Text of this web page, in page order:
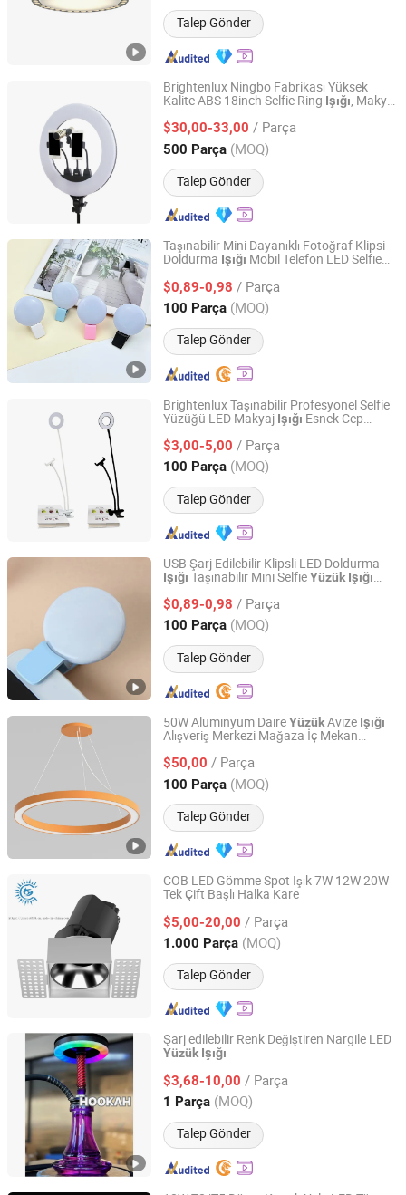
Talep Gönder
Brightenlux Ningbo Fabrikası Yüksek
Kalite ABS 18inch Selfie Ring Işığı, Makyaj
$30,00-33,00 / Parça
500 Parça (MOQ)
Talep Gönder
Ningbo Brightenlux Electric Appliance Co., Ltd
Zhejiang, China Fiyat 2022
Taşınabilir Mini Dayanıklı Fotoğraf Klipsi
Doldurma Işığı Mobil Telefon LED Selfie
$0,89-0,98 / Parça
100 Parça (MOQ)
Talep Gönder
Shenzhen Hisdon Technology Co.,Ltd,
Guangdong, China Fiyat 2016
Brightenlux Taşınabilir Profesyonel Selfie
Yüzüğü LED Makyaj Işığı Esnek Cep
Yayın Yüzüğü Işığı
$3,00-5,00 / Parça
100 Parça (MOQ)
Talep Gönder
Ningbo Brightenlux Electric Appliance Co., Ltd
Zhejiang, China Fiyat 2022
USB Şarj Edilebilir Klipsli LED Doldurma
Işığı Taşınabilir Mini SelfieYüzük Işığı
$0,89-0,98 / Parça
100 Parça (MOQ)
Talep Gönder
Shenzhen Hisdon Technology Co.,Ltd,
Guangdong, China Fiyat 2016
50W Alüminyum DaireYüzükAvize Işığı
Alışveriş Merkezi Mağaza İç Mekan
$50,00 / Parça
100 Parça (MOQ)
Talep Gönder
Anboo (Shenzhen) Technology Co., Ltd
Guangdong, China Fiyat 2024
COB LED Gömme Spot Işık 7W 12W 20W
Tek Çift Başlı Halka Kare
$5,00-20,00 / Parça
1.000 Parça (MOQ)
Talep Gönder
Changzhou Forever Lighting Co., Ltd.
Jiangsu, China Fiyat 2019
Şarj edilebilir Renk Değiştiren Nargile LED
Yüzük Işığı
$3,68-10,00 / Parça
1 Parça (MOQ)
Talep Gönder
World Trading (Hangzhou) Ltd.
Zhejiang, China Fiyat 2022